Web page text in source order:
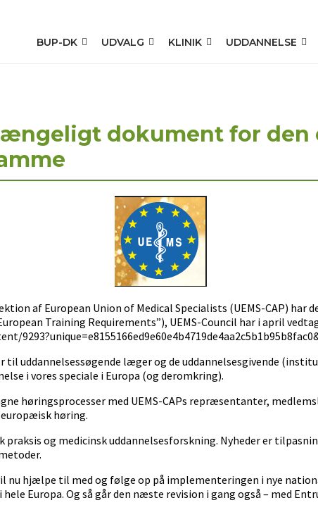
BUP-DK UDVALG KLINIK UDDANNELSE
dokument for
af European Union of Medical Specialists (UEMS-CAP) har
Training Requirements”), UEMS-Council har i april
til uddannelsessøgende læger og de uddannelsesgivende
i vores speciale i Europa (og deromkring).
høringsprocesser med UEMS-CAPs repræsentanter,
høring.
og medicinsk uddannelsesforskning. Nyheder er
vil nu hjælpe til med og følge op på implementeringen i nye
Europa. Og så går den næste revision i gang også – med